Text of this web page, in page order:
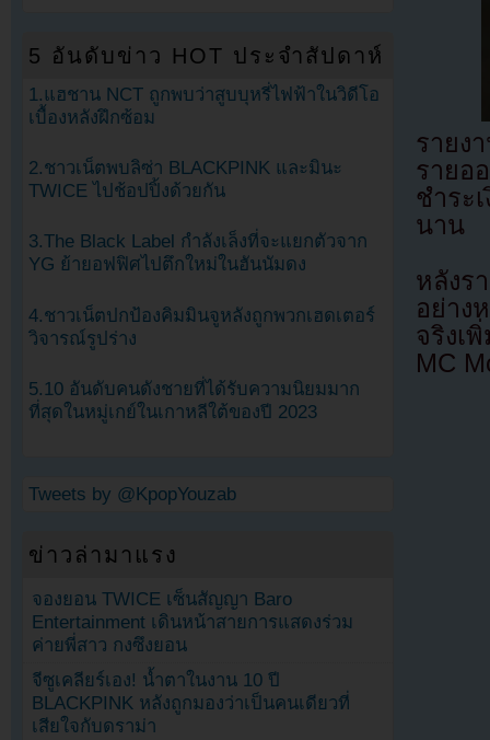
รายง
รายอ
ชำระ
นาน
หลังร
อย่าง
จริงเ
MC
5 อันดับข่าว HOT ประจำสัปดาห์
1.แฮชาน NCT ถูกพบว่าสูบบุหรี่ไฟฟ้าในวิดีโอ
เบื้องหลังฝึกซ้อม
2.ชาวเน็ตพบลิซ่า BLACKPINK และมินะ
TWICE ไปช้อปปิ้งด้วยกัน
3.The Black Label กำลังเล็งที่จะแยกตัวจาก
YG ย้ายอฟฟิศไปตึกใหม่ในฮันนัมดง
4.ชาวเน็ตปกป้องคิมมินจูหลังถูกพวกเฮดเตอร์
วิจารณ์รูปร่าง
5.10 อันดับคนดังชายที่ได้รับความนิยมมาก
ที่สุดในหมู่เกย์ในเกาหลีใต้ของปี 2023
Tweets by @KpopYouzab
ข่าวล่ามาแรง
จองยอน TWICE เซ็นสัญญา Baro
Entertainment เดินหน้าสายการแสดงร่วม
ค่ายพี่สาว กงซึงยอน
จีซูเคลียร์เอง! น้ำตาในงาน 10 ปี
BLACKPINK หลังถูกมองว่าเป็นคนเดียวที่
เสียใจกับดราม่า